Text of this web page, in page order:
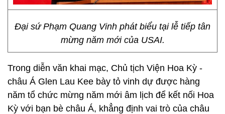
Đại sứ Phạm Quang Vinh phát biểu tại lễ tiếp tân
mừng năm mới của USAI.
Trong diễn văn khai mạc, Chủ tịch Viện Hoa Kỳ -
châu Á Glen Lau Kee bày tỏ vinh dự được hàng
năm tổ chức mừng năm mới âm lịch để kết nối Hoa
Kỳ với bạn bè châu Á, khẳng định vai trò của châu